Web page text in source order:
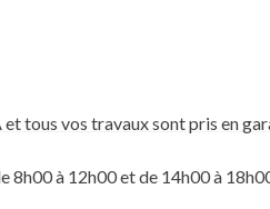
tous vos travaux sont pris en
8h00 à 12h00 et de 14h00 à